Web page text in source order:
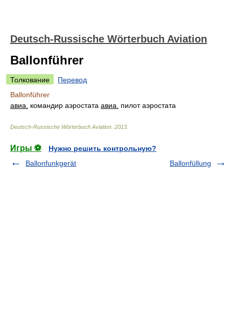
Deutsch-Russische Wörterbuch Aviation
Ballonführer
Толкование
Перевод
Ballonführer
авиа.
командир аэростата авиа. пилот аэростата
Deutsch-Russische Wörterbuch Aviation 2013
Игры ⚽
Нужно решить контрольную?
Ballonfunkgerät
Ballonfüllung